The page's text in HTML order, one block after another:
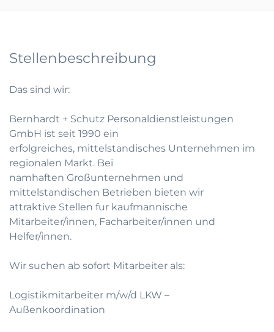
Stellenbeschreibung
Das sind wir:
Bernhardt + Schutz Personaldienstleistungen
GmbH ist seit 1990 ein
erfolgreiches, mittelstandisches Unternehmen im
regionalen Markt. Bei
namhaften Großunternehmen und
mittelstandischen Betrieben bieten wir
attraktive Stellen fur kaufmannische
Mitarbeiter/innen, Facharbeiter/innen und
Helfer/innen.
Wir suchen ab sofort Mitarbeiter als:
Logistikmitarbeiter m/w/d LKW –
Außenkoordination